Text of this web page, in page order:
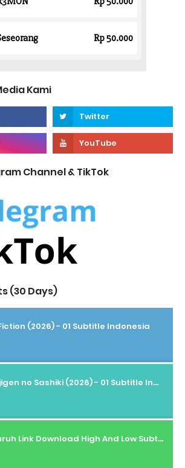
Kami
Channel & TikTok
(30 Days)
(2026) - 01 Subtitle Indonesia
Ichijigen no Sashiki (2026) - 01 Subtitle Indonesia
Seluruh Link Download High And Low Subtitle Indonesia